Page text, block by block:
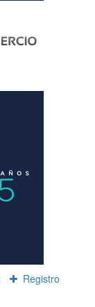
Registro